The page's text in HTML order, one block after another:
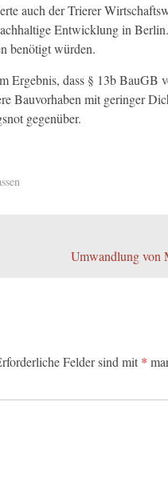
auch der Trierer
Entwicklung in
benötigt würden.
Ergebnis, dass § 13b BauGB
Bauvorhaben mit geringer
gegenüber.
Umwandlung von
Felder sind mit *